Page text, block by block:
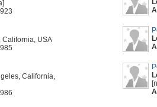
California, USA
California,